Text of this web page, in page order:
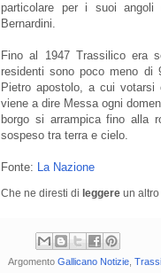
particolare per i suoi angoli
Bernardini.
Fino al 1947 Trassilico era
residenti sono poco meno di
Pietro apostolo, a cui
viene a dire Messa ogni
borgo si arrampica fino alla
sospeso tra terra e cielo.
Fonte: La Nazione
Che ne diresti di leggere un altro
Argomento Gallicano Notizie